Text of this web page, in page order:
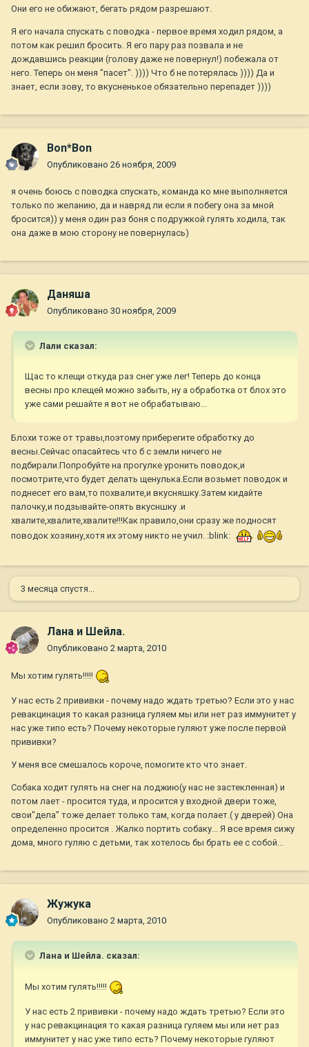
Они его не обижают, бегать рядом разрешают.
Я его начала спускать с поводка - первое время ходил рядом, а
потом как решил бросить. Я его пару раз позвала и не
дождавшись реакции (голову даже не повернул!) побежала от
него. Теперь он меня "пасет". )))) Что б не потерялась )))) Да и
знает, если зову, то вкусненькое обязательно перепадет ))))
Bon*Bon
Опубликовано 26 ноября, 2009
я очень боюсь с поводка спускать, команда ко мне выполняется
только по желанию, да и навряд ли если я побегу она за мной
бросится)) у меня один раз боня с подружкой гулять ходила, так
она даже в мою сторону не повернулась)
Даняша
Опубликовано 30 ноября, 2009
Лали сказал:
Щас то клещи откуда раз снег уже лег! Теперь до конца
весны про клещей можно забыть, ну а обработка от блох это
уже сами решайте я вот не обрабатываю...
Блохи тоже от травы,поэтому приберегите обработку до
весны.Сейчас опасайтесь что б с земли ничего не
подбирали.Попробуйте на прогулке уронить поводок,и
посмотрите,что будет делать щенулька.Если возьмет поводок и
поднесет его вам,то похвалите,и вкусняшку.Затем кидайте
палочку,и подзывайте-опять вкусншку .и
хвалите,хвалите,хвалите!!!Как правило,они сразу же подносят
поводок хозяину,хотя их этому никто не учил. :blink:
3 месяца спустя...
Лана и Шейла.
Опубликовано 2 марта, 2010
Мы хотим гулять!!!!!
У нас есть 2 прививки - почему надо ждать третью? Если это у нас
ревакцинация то какая разница гуляем мы или нет раз иммунитет у
нас уже типо есть? Почему некоторые гуляют уже после первой
прививки?
У меня все смешалось короче, помогите кто что знает.
Собака ходит гулять на снег на лоджию(у нас не застекленная) и
потом лает - просится туда, и просится у входной двери тоже,
свои"дела" тоже делает только там, когда полает.( у дверей) Она
определенно просится . Жалко портить собаку... Я все время сижу
дома, много гуляю с детьми, так хотелось бы брать ее с собой...
Жужука
Опубликовано 2 марта, 2010
Лана и Шейла. сказал:
Мы хотим гулять!!!!!
У нас есть 2 прививки - почему надо ждать третью? Если это
у нас ревакцинация то какая разница гуляем мы или нет раз
иммунитет у нас уже типо есть? Почему некоторые гуляют